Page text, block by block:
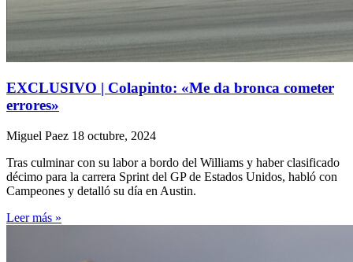
EXCLUSIVO | Colapinto: «Me da bronca cometer
errores»
Miguel Paez 18 octubre, 2024
Tras culminar con su labor a bordo del Williams y haber clasificado
décimo para la carrera Sprint del GP de Estados Unidos, habló con
Campeones y detalló su día en Austin.
Leer más »